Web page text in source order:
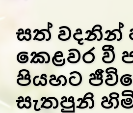
සත් වදනින්
කෙළවර වී
පියහට
සැතපුනි